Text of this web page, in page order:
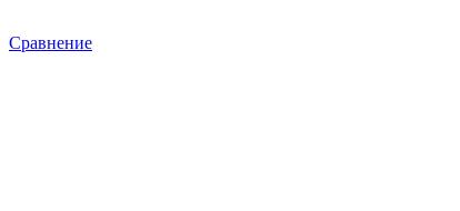
Сравнение